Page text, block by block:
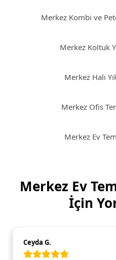
Merkez Kombi ve
Merkez Koltuk
Merkez Halı
Merkez Ofis
Merkez Ev
Merkez Ev
İçin
Ceyda G.